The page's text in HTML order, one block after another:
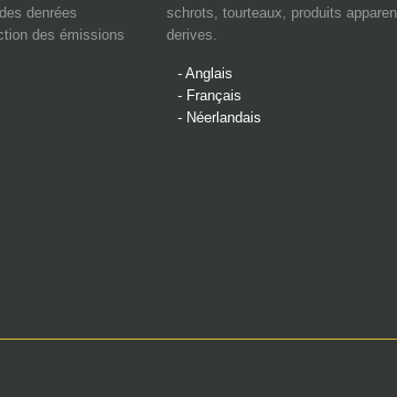
denrées
des émissions
schrots, tourteaux, produits
derives.
- Anglais
- Français
- Néerlandais